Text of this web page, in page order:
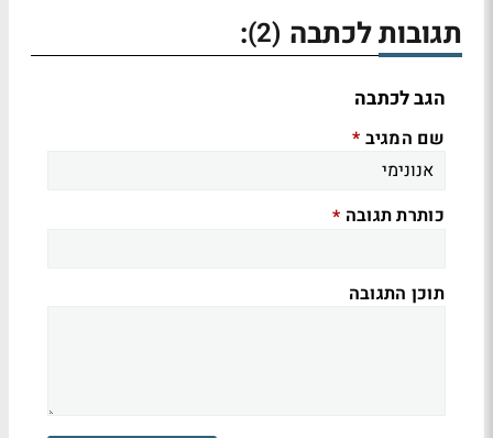
תגובות לכתבה (2)
:
הגב לכתבה
שם המגיב *
כותרת תגובה *
תוכן התגובה